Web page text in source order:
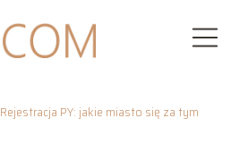
Rejestracja PY: jakie miasto się za tym